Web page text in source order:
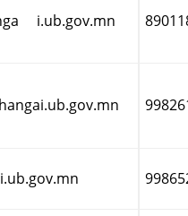
i.ub.gov.mn